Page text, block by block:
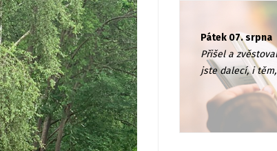
Pátek 07. srpna
Přišel a
jste dalecí, i